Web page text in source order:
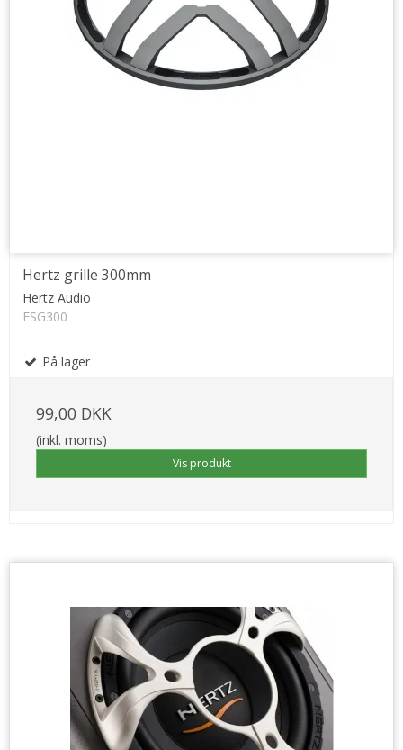
Hertz grille 300mm
Hertz Audio
ESG300
På lager
99,00 DKK
(inkl. moms)
Vis produkt